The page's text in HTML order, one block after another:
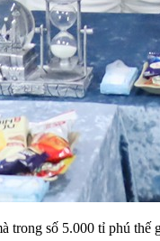
số 5.000 tỉ phú